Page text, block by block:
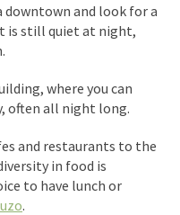
downtown and look for a
is still quiet at night,
where you can
often all night long.
and restaurants to the
in food is
to have lunch or
.